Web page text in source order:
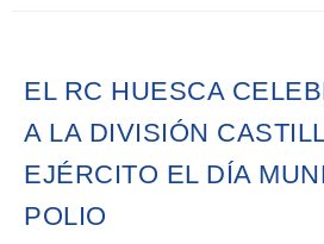
EL RC HUESCA
A LA DIVISIÓN
EJÉRCITO EL DÍA
POLIO